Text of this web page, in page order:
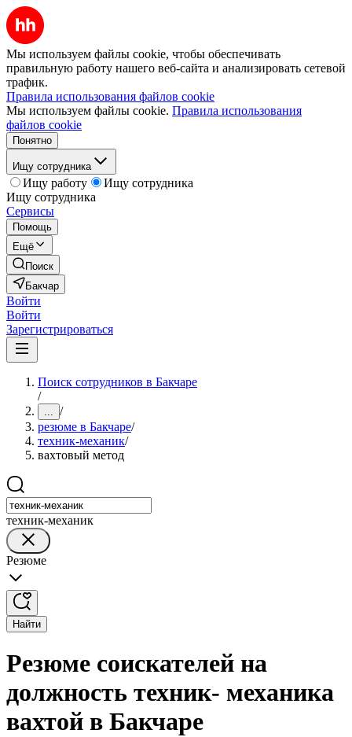
Мы используем файлы cookie, чтобы обеспечивать
правильную работу нашего веб-сайта и анализировать сетевой
трафик.
Правила использования файлов cookie
Мы используем файлы cookie. Правила использования
файлов cookie
Понятно
Ищу сотрудника
Ищу работу
Ищу сотрудника
Ищу сотрудника
Сервисы
Помощь
Ещё
Поиск
Бакчар
Войти
Войти
Зарегистрироваться
Поиск сотрудников в Бакчаре
/
... /
резюме в Бакчаре/
техник-механик/
вахтовый метод
техник-механик
Резюме
Найти
Резюме соискателей на
должность техник- механика
вахтой в Бакчаре